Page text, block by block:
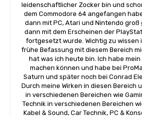
leidenschaftlicher Zocker bin und
dem Commodore 64 angefangen
dann mit PC, Atari und Nintendo groß
dann mit dem Erscheinen der
fortgesetzt wurde. Wichtig zu wissen
frühe Befassung mit diesem Bereich
hat was ich heute bin. Ich habe
machen können und habe bei
Saturn und später noch bei Conrad
Durch meine Wirken in diesen Bereich
in verschiedenen Bereichen wie
Technik in verschiedenen Bereichen
Kabel & Sound, Car Technik, PC &